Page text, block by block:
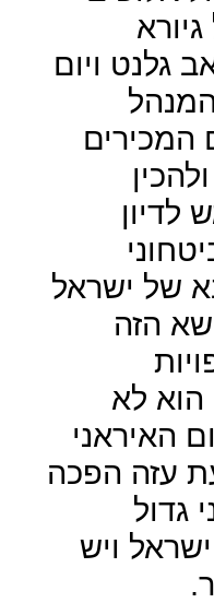
גלנט ויום
המכירים
לדיון
של ישראל
הזה
הוא לא
האיראני
עזה הפכה
גדול
ויש